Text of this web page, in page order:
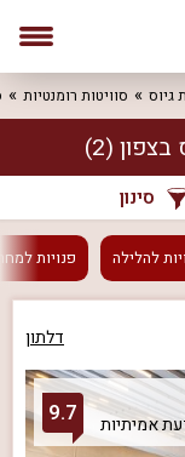
גיוס סוויטות רומנטיות
בצפון (2)
סינון
להלילה פנויות
דלתון
9.7